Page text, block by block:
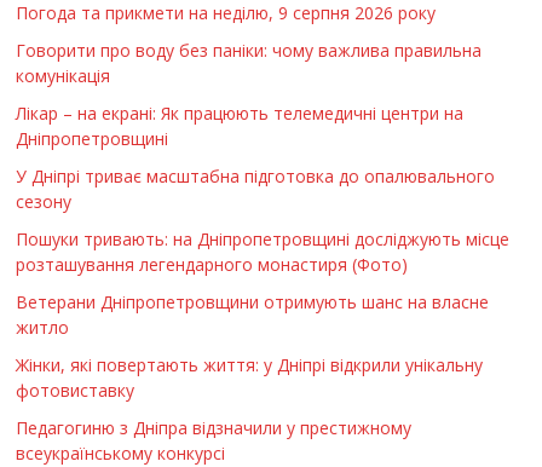
Погода та прикмети на неділю, 9 серпня 2026 року
Говорити про воду без паніки: чому важлива правильна
комунікація
Лікар – на екрані: Як працюють телемедичні центри на
Дніпропетровщині
У Дніпрі триває масштабна підготовка до опалювального
сезону
Пошуки тривають: на Дніпропетровщині досліджують місце
розташування легендарного монастиря (Фото)
Ветерани Дніпропетровщини отримують шанс на власне
житло
Жінки, які повертають життя: у Дніпрі відкрили унікальну
фотовиставку
Педагогиню з Дніпра відзначили у престижному
всеукраїнському конкурсі